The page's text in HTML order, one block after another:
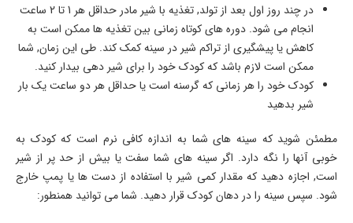
در چند روز اول بعد از تولد, تغذیه با شیر مادر حداقل هر 1 تا 2 ساعت
انجام می شود. دوره های کوتاه زمانی بین تغذیه ها ممکن است به
کاهش یا پیشگیری از تراکم شیر در سینه کمک کند. طی این زمان, شما
ممکن است لازم باشد که کودک خود را برای شیر دهی بیدار کنید.
کودک خود را هر زمانی که گرسنه است یا حداقل هر دو ساعت یک بار
شیر بدهید
مطمئن شوید که سینه های شما به اندازه کافی نرم است که کودک به
خوبی آنها را نگه دارد. اگر سینه های شما سفت یا بیش از حد پر از شیر
است, اجازه دهید که مقدار کمی شیر با استفاده از دست ها یا پمپ خارج
شود. سپس سینه را در دهان کودک قرار دهید. شما می توانید همنطور: